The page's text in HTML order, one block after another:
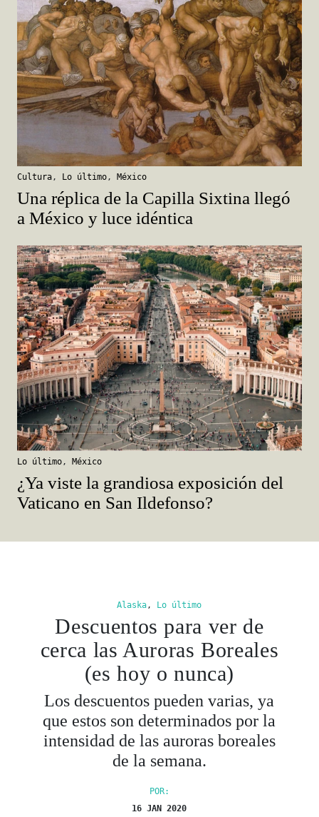
Cultura México
Una réplica de la Capilla Sixtina llegó
a México y luce idéntica
Lo último,México
¿Ya viste la grandiosa exposición del
Vaticano en San Ildefonso?
cerca las Auroras Boreales
(es hoy o nunca)
Los descuentos pueden varias, ya
que estos son determinados por la
intensidad de las auroras boreales
de la semana.
POR: